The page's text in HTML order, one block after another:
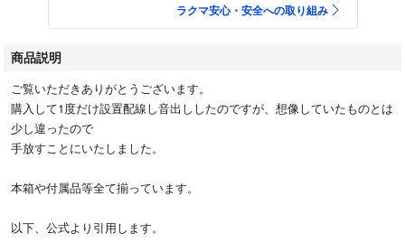
ラクマ安心・安全への取り組み
商品説明
ご覧いただきありがとうございます。
購入して1度だけ設置配線し音出ししたのですが、想像していたものとは
少し違ったので
手放すことにいたしました。
本箱や付属品等全て揃っています。
以下、公式より引用します。